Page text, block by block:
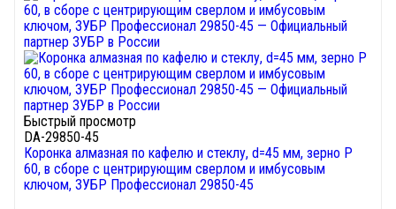
Быстрый просмотр
DA-29850-45
Коронка алмазная по кафелю и стеклу, d=45 мм, зерно Р
60, в сборе с центрирующим сверлом и имбусовым
ключом, ЗУБР Профессионал 29850-45